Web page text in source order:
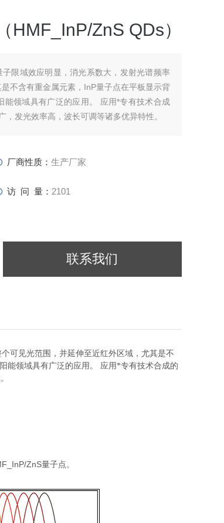
HMF_InP/ZnS QDs）
限域效应明显，消光系数大，发射光谱频率
不含有重金属元素，InP量子点在平板显示背
领域具有广泛的应用。 应用*专有技术合成
发光效率高，波长可调等诸多优异特性。
厂商性质： 生产厂家
访 问 量： 2101
联系我们
可见光范围，并延伸至近红外区域，尤其是不
能领域具有广泛的应用。 应用*专有技术合成的
ZnS量子点。